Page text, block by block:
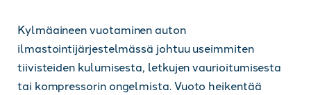
Kylmäaineen vuotaminen auton
ilmastointijärjestelmässä johtuu useimmiten
tiivisteiden kulumisesta, letkujen vaurioitumisesta
tai kompressorin ongelmista. Vuoto heikentää